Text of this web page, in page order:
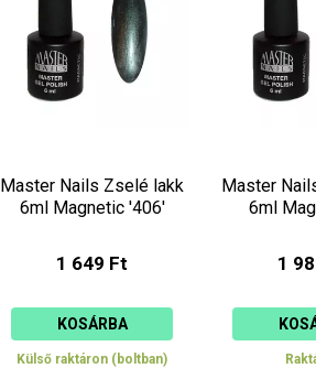
Master Nails Zselé lakk
6ml Magnetic '406'
1 649 Ft
KOSÁRBA
Külső raktáron (boltban)
Master
6ml
1